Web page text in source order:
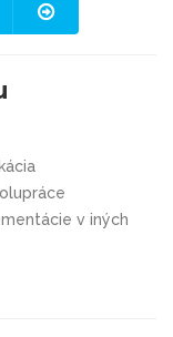
v iných